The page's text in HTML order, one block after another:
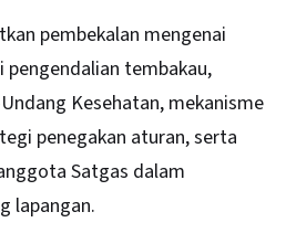
pembekalan mengenai
pengendalian tembakau,
Kesehatan, mekanisme
penegakan aturan, serta
Satgas dalam
lapangan.